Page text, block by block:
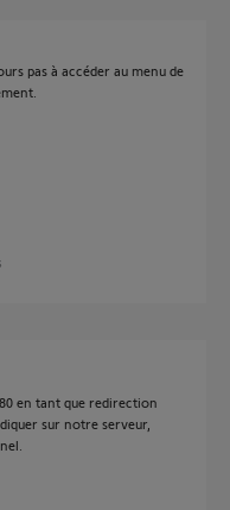
pas à accéder au menu de
en tant que redirection
sur notre serveur,